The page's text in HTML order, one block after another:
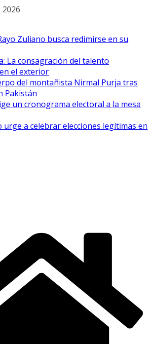
Zuliano busca redimirse en su
La consagración del talento
el exterior
del montañista Nirmal Purja tras
Pakistán
un cronograma electoral a la mesa
urge a celebrar elecciones legítimas en